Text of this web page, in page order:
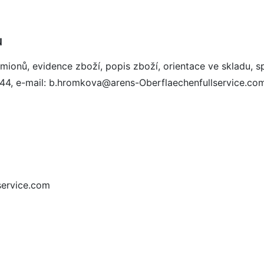
evidence zboží, popis zboží, orientace ve skladu,
e-mail: b.hromkova@arens-